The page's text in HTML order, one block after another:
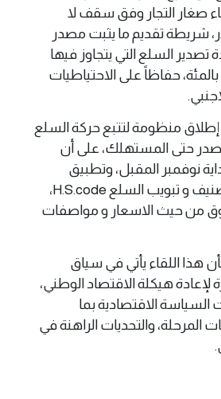
صغار التجار وفق سقف لا
ألف دولار، شريطة تقديم ما يثبت مصدر
تصدير السلع التي يتجاوز فيها
المكون الاجنبي 70 ‎بالمئة، حفاظاً على الاحتياطيات
إطلاق منظومة لتتبع حركة السلع
حتى المستهلك، على أن
نوفمبر المقبل، وتطبيق
النظام المسبق لتصنيف و تبويب السلع H.S.code،
من حيث الاسعار و مواصفات
هذا اللقاء يأتي في سياق
هيكلة الاقتصاد الوطني،
السياسة الاقتصادية بما
والتحديات الراهنة في